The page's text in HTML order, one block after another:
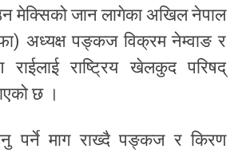
मेक्सिको जान लागेका अखिल नेपाल
अध्यक्ष पङ्कज विक्रम नेम्वाङ र
राईलाई राष्ट्रिय खेलकुद परिषद्
छ ।
पर्ने माग राख्दै पङ्कज र किरण